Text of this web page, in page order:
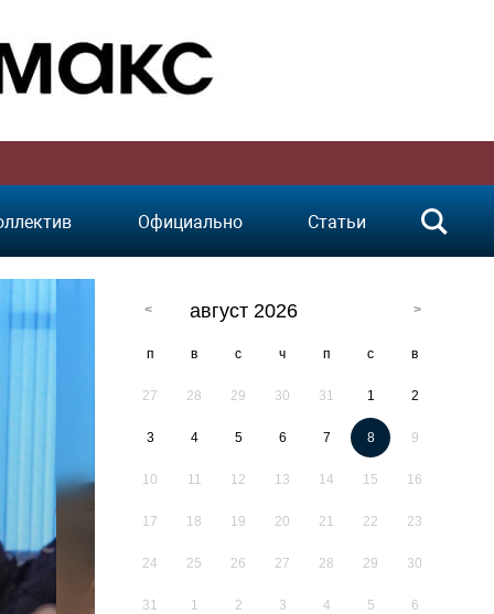
Официально Статьи
август 2026
п в с ч п с в
27 28 29 30 31 1 2
3 4 5 6 7 8 9
10 11 12 13 14 15 16
17 18 19 20 21 22 23
24 25 26 27 28 29 30
31 1 2 3 4 5 6